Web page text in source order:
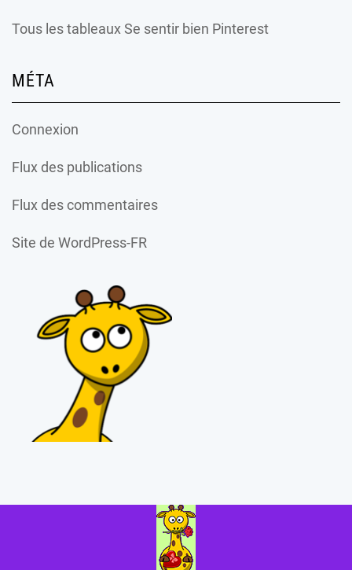
Tous les tableaux Se sentir bien Pinterest
MÉTA
Connexion
Flux des publications
Flux des commentaires
Site de WordPress-FR